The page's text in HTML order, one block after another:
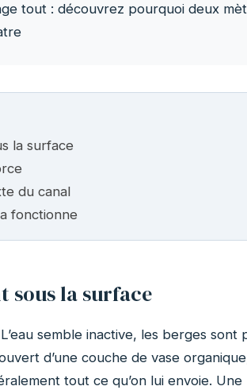
tout : découvrez pourquoi deux
la surface
du canal
fonctionne
sous la surface
semble inactive, les berges
d’une couche de vase
tout ce qu’on lui envoie.